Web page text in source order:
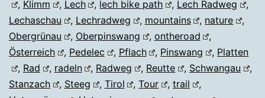
, Klimm , Lech , lech bike path , Lech Radweg
,
Lechaschau
, Lechradweg , mountains , nature
,
Obergrünau
, Oberpinswang , ontheroad
,
Österreich
, Pedelec , Pflach , Pinswang , Platten
, Rad , radeln , Radweg , Reutte , Schwangau
,
Stanzach
, Steeg , Tirol ,Tour ,trail
,